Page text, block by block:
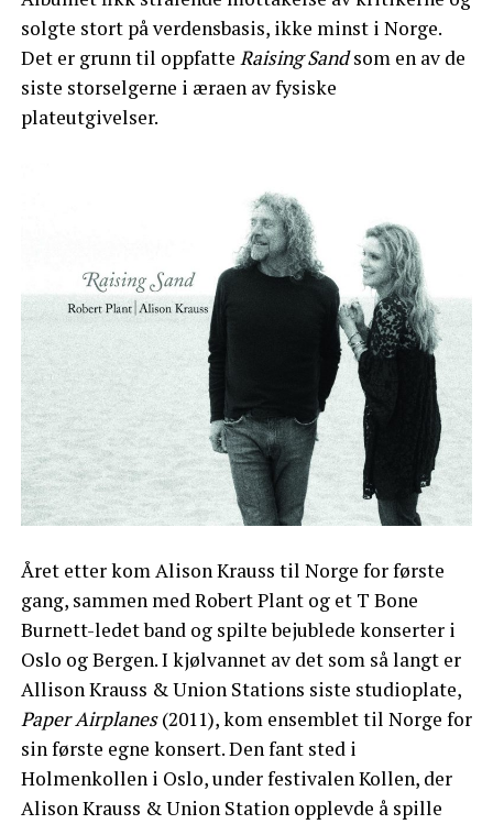
solgte stort på verdensbasis, ikke minst i Norge.
Det er grunn til oppfatte Raising Sandsom en av de
siste storselgerne i æraen av fysiske
plateutgivelser.
Året etter kom Alison Krauss til Norge for første
gang, sammen med Robert Plant og et T Bone
Burnett-ledet band og spilte bejublede konserter i
Oslo og Bergen. I kjølvannet av det som så langt er
Allison Krauss & Union Stations siste studioplate,
Paper Airplanes(2011), kom ensemblet til Norge for
sin første egne konsert. Den fant sted i
Holmenkollen i Oslo, under festivalen Kollen, der
Alison Krauss & Union Station opplevde å spille